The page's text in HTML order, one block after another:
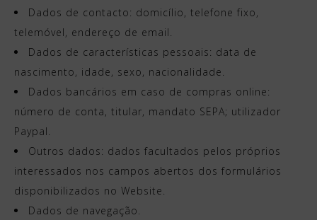
Dados de contacto: domicílio, telefone fixo,
telemóvel, endereço de email.
Dados de características pessoais: data de
nascimento, idade, sexo, nacionalidade.
Dados bancários em caso de compras online:
número de conta, titular, mandato SEPA; utilizador
Paypal.
Outros dados: dados facultados pelos próprios
interessados nos campos abertos dos formulários
disponibilizados no Website.
Dados de navegação.